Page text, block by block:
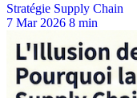
Stratégie Supply Chain
7 Mar 2026 8 min